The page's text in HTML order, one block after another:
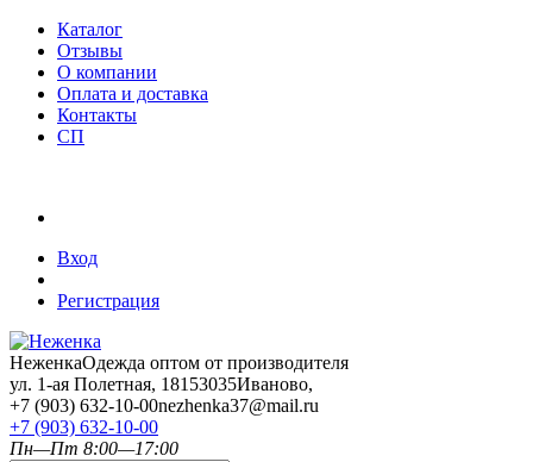
Каталог
Отзывы
О компании
Оплата и доставка
Контакты
СП
Вход
Регистрация
НеженкаОдежда оптом от производителя
ул. 1-ая Полетная, 18153035Иваново,
+7 (903) 632-10-00nezhenka37@mail.ru
+7 (903) 632-10-00
Пн—Пт 8:00—17:00